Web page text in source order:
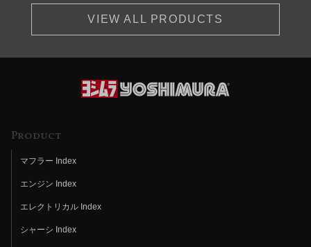
VIEW ALL PRODUCTS
Product
マフラー Index
エンジン Index
エレクトリカル Index
シャーシ Index